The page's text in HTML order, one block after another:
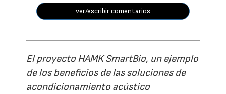
ver/escribir comentarios
El proyecto HAMK SmartBio, un ejemplo
de los beneficios de las soluciones de
acondicionamiento acústico